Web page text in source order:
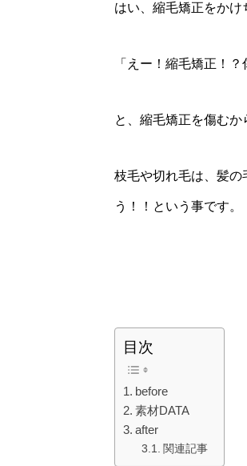
はい、縮毛矯正をか
「えー！縮毛矯正！
と、縮毛矯正を傷む
枝毛や切れ毛は、髪
う！！という事です。
目次
before
素材DATA
after
関連記事